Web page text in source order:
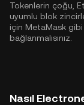
Tokenlerin çoğu,
uyumlu blok
için MetaMask
bağlanmalısınız.
Nasıl